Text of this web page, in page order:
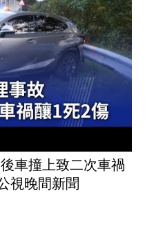
車撞上致二次車禍
視晚間新聞